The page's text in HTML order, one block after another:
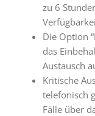
zu 6
Die Option
das
Austausch
Kritische
telefonisch
Fälle über